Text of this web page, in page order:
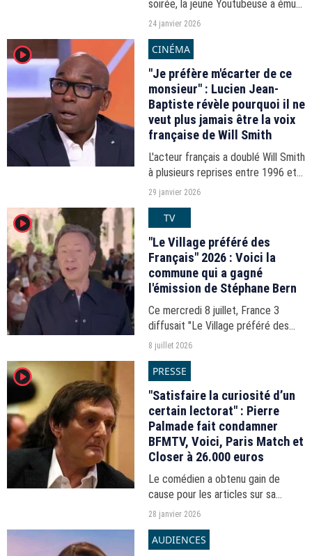
soirée, la jeune Youtubeuse a ému
le jury et notamment le
24 janvier 2026
player2 CINÉMA
"Je préfère m'écarter de ce
monsieur" : Lucien Jean-
Baptiste révèle pourquoi il ne
veut plus jamais être la voix
française de Will Smith
L'acteur français a doublé Will Smith
à plusieurs reprises entre 1996 et
2019. Mais un évènement survenu
plus le faire.
29 janvier 2026
player2 TV
"Le Village préféré des
Français" 2026 : Voici la
commune qui a gagné
l'émission de Stéphane Bern
Ce mercredi 8 juillet, France 3
diffusait "Le Village préféré des
Français" 2026. Découvrez qui a
présentée par Stéphane Bern.
8 juillet 2026
player2 PRESSE
"Satisfaire la curiosité d’un
certain lectorat" : Pierre
Palmade fait condamner
BFMTV, Voici, Paris Match et
Closer à 26.000 euros
Le comédien a obtenu gain de
cause pour les articles sur sa
première sortie de l’hôpital le
28 janvier 2026
AUDIENCES